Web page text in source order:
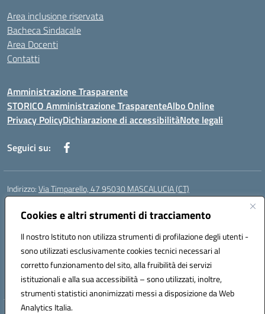
Cookies e altri strumenti di tracciamento
Il nostro Istituto non utilizza strumenti di profilazione degli utenti -
sono utilizzati esclusivamente cookies tecnici necessari al
corretto funzionamento del sito, alla fruibilità dei servizi
istituzionali e alla sua accessibilità – sono utilizzati, inoltre,
strumenti statistici anonimizzati messi a disposizione da Web
Analytics Italia.
Area inclusione riservata
Bacheca Sindacale
Area Docenti
Contatti
Amministrazione Trasparente
STORICO Amministrazione TrasparenteAlbo Online
Privacy PolicyDichiarazione di accessibilitàNote legali
Seguici su:
Indirizzo:Via Timparello, 47 95030 MASCALUCIA (CT)
Centralino:
Posta elettronica certificata (PEC):ctic8bc002@pec.istruzione.it
Codice fiscale: 93238350875
Codice meccanografico:ctic8bc002
Codice Indice delle Pubbliche Amministrazioni (IPA): istsc_ctic8bc002
Codice unico di fatturazione (CUF): 2PO2JW